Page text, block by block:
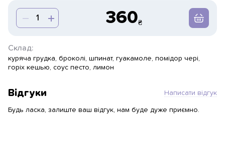
360
Склад:
куряча грудка, броколі, шпинат, гуакамоле, помідор чері,
горіх кешью, соус песто, лимон
Відгуки Написати відгук
Будь ласка, залиште ваш відгук, нам буде дуже приємно.